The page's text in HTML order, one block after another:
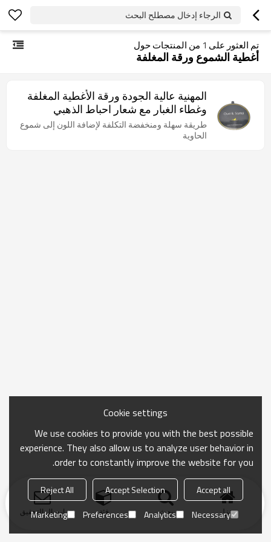
الرجاء إدخال مصطلح البحث
تم العثور على 1 من المنتجات حول
أغطية الشموع ورقة المغلفة
المهنية عالية الجودة ورقة الأغطية المغلفة
وغطاء الغبار مع شعار احباط الذهبي
طريقة سهلة ومنخفضة التكلفة لإضافة اللون إلى شموع
الحاوية
منزل بحث فئة ارسال التحقيق
Cookie settings
We use cookies to provide you with the best possible
experience. They also allow us to analyze user behavior in
order to constantly improve the website for you.
Accept all
Accept Selection
Reject All
Necessary
Analytics
Preferences
Marketing